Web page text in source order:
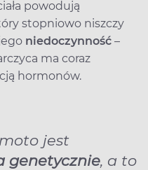
powodują
stopniowo niszczy
niedoczynność –
ma coraz
hormonów.
jest
genetycznie, a to